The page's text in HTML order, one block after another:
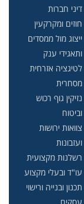
דיני חברות
חוזים ומקרקעין
ייצוג מול ממסדים
ותאגידי ענק
לטיגציה אזרחית
מסחרית
נזיקין גוף רכוש
וביטוח
צוואות ירושות
ועזבונות
רשלנות מקצועית
עו"ד ובעלי מקצוע
תכנון ובנייה ורישוי